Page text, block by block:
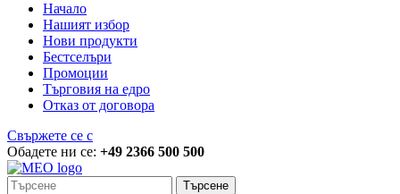
Начало
Нашият избор
Нови продукти
Бестселъри
Промоции
Търговия на едро
Отказ от договора
Свържете се с
Обадете ни се: +49 2366 500 500
Търсене